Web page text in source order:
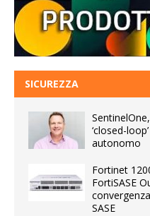
SICUREZZA
‘closed-
autonomo
Fortinet
FortiSASE
SASE